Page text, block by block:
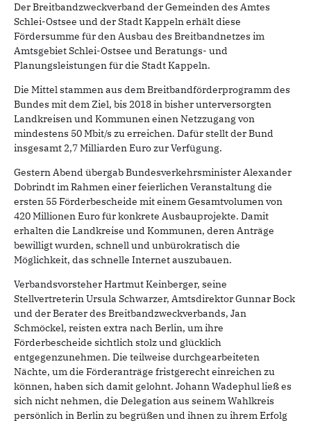
Der Breitbandzweckverband der Gemeinden des Amtes
Schlei-Ostsee und der Stadt Kappeln erhält diese
Fördersumme für den Ausbau des Breitbandnetzes im
Amtsgebiet Schlei-Ostsee und Beratungs- und
Planungsleistungen für die Stadt Kappeln.
Die Mittel stammen aus dem Breitbandförderprogramm des
Bundes mit dem Ziel, bis 2018 in bisher unterversorgten
Landkreisen und Kommunen einen Netzzugang von
mindestens 50 Mbit/s zu erreichen. Dafür stellt der Bund
insgesamt 2,7 Milliarden Euro zur Verfügung.
Gestern Abend übergab Bundesverkehrsminister Alexander
Dobrindt im Rahmen einer feierlichen Veranstaltung die
ersten 55 Förderbescheide mit einem Gesamtvolumen von
420 Millionen Euro für konkrete Ausbauprojekte. Damit
erhalten die Landkreise und Kommunen, deren Anträge
bewilligt wurden, schnell und unbürokratisch die
Möglichkeit, das schnelle Internet auszubauen.
Verbandsvorsteher Hartmut Keinberger, seine
Stellvertreterin Ursula Schwarzer, Amtsdirektor Gunnar Bock
und der Berater des Breitbandzweckverbands, Jan
Schmöckel, reisten extra nach Berlin, um ihre
Förderbescheide sichtlich stolz und glücklich
entgegenzunehmen. Die teilweise durchgearbeiteten
Nächte, um die Förderanträge fristgerecht einreichen zu
können, haben sich damit gelohnt. Johann Wadephul ließ es
sich nicht nehmen, die Delegation aus seinem Wahlkreis
persönlich in Berlin zu begrüßen und ihnen zu ihrem Erfolg